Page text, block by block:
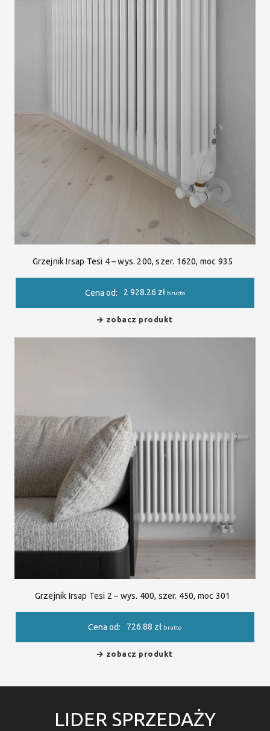
Grzejnik Irsap Tesi 4 – wys. 200, szer. 1620, moc 935
Cena od: 2 928.26 zł brutto
zobacz produkt
Grzejnik Irsap Tesi 2 – wys. 400, szer. 450, moc 301
Cena od: 726.88 zł brutto
zobacz produkt
LIDER SPRZEDAŻY